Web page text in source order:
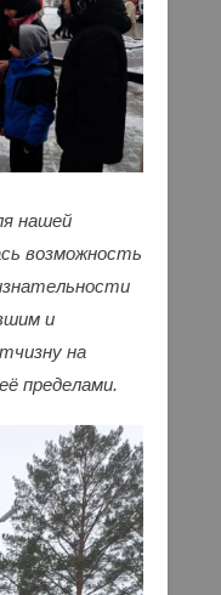
нашей
возможность
и
на
пределами.